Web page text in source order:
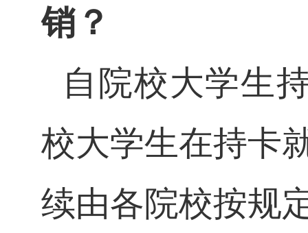
销？
自院校大学生
校大学生在持卡
续由各院校按规